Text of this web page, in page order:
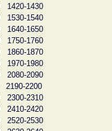
1420-1430
1530-1540
1640-1650
1750-1760
1860-1870
1970-1980
2080-2090
2190-2200
2300-2310
2410-2420
2520-2530